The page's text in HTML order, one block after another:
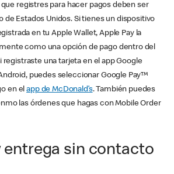
registres para hacer pagos deben ser
de Estados Unidos. Si tienes un dispositivo
en tu Apple Wallet, Apple Pay la
como una opción de pago dentro del
registraste una tarjeta en el app Google
puedes seleccionar Google Pay™
en elapp de McDonald’s. También puedes
las órdenes que hagas con Mobile Order
entrega sin contacto